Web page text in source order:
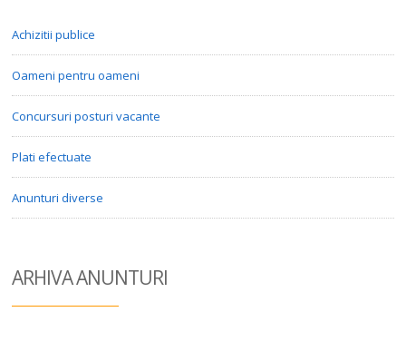
Achizitii publice
Oameni pentru oameni
Concursuri posturi vacante
Plati efectuate
Anunturi diverse
ARHIVA ANUNTURI